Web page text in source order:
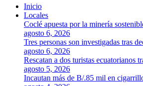
Inicio
Locales
Coclé apuesta por la minería
agosto 6, 2026
Tres personas son investigadas tras
agosto 6, 2026
Rescatan a dos turistas ecuatorianos
agosto 5, 2026
Incautan más de B/.85 mil en